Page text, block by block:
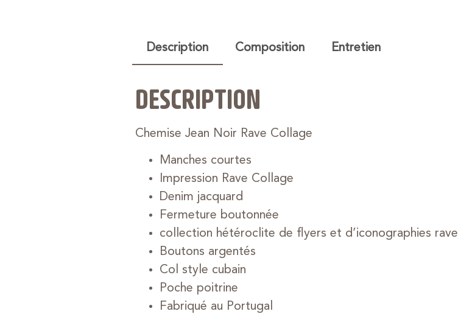
Description Composition Entretien
DESCRIPTION
Chemise Jean Noir Rave Collage
Manches courtes
Impression Rave Collage
Denim jacquard
Fermeture boutonnée
collection hétéroclite de flyers et d’iconographies rave
Boutons argentés
Col style cubain
Poche poitrine
Fabriqué au Portugal